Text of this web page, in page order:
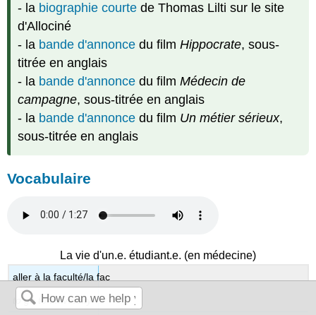
- la biographie courte de Thomas Lilti sur le site
d'Allociné
- la bande d'annonce du filmHippocrate, sous-
titrée en anglais
- la bande d'annonce du filmMédecin de
campagne, sous-titrée en anglais
- la bande d'annonce du film Un métier sérieux,
sous-titrée en anglais
Vocabulaire
La vie d'un.e. étudiant.e. (en médecine)
aller à la faculté/la fac
to go to university